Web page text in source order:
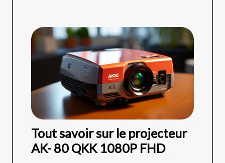
Tout savoir sur le projecteur
AK- 80 QKK 1080P FHD